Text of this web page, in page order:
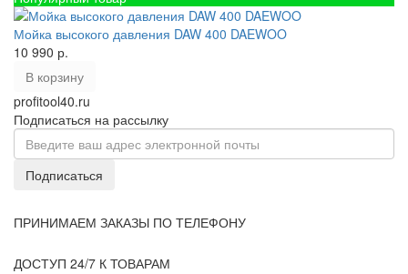
Мойка высокого давления DAW 400 DAEWOO
10 990 р.
В корзину
profitool40.ru
Подписаться на рассылку
Подписаться
ПРИНИМАЕМ ЗАКАЗЫ ПО ТЕЛЕФОНУ
ДОСТУП 24/7 К ТОВАРАМ